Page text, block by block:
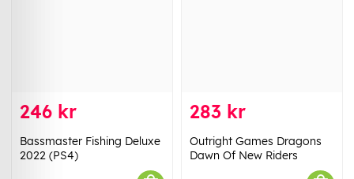
246 kr
Bassmaster Fishing Deluxe
2022 (PS4)
283 kr
Outright Games Dragons
Dawn Of New Riders